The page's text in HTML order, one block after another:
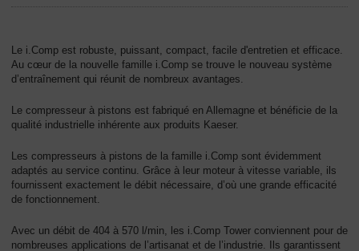
Le i.Comp est robuste, puissant, compact, facile d'entretien et efficace.
Au cœur de la nouvelle famille i.Comp se trouve le nouveau système
d’entraînement qui réunit de nombreux avantages.
Le compresseur à pistons est fabriqué en Allemagne et bénéficie de la
qualité industrielle inhérente aux produits Kaeser.
Les compresseurs à pistons de la famille i.Comp sont évidemment
adaptés au service continu. Grâce à leur moteur à vitesse variable, ils
fournissent exactement le débit nécessaire, d’où une grande efficacité
de fonctionnement.
Avec un débit de 404 à 570 l/min, les i.Comp Tower conviennent pour de
nombreuses applications de l’artisanat et de l’industrie. Ils garantissent